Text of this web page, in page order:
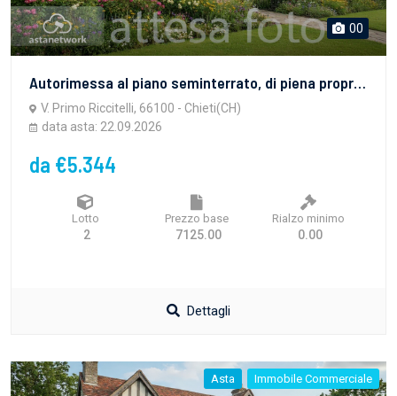
00
Autorimessa al piano seminterrato, di piena proprietà della consistenza catastale di 16 mq, categoria catastale C/6, rendita Euro 56,19;L’unità immobiliare è situata all’interno di un fabbricato ad uso residenziale, costituito da più unità immobiliari disposte su complessivi sei livelli. L’accesso avviene da una corte comune direttamente accessibile dalla strada pubblica. L’unità immobiliare oggetto di stima è identificata come “autorimessa, ha una superficie netta utile di 15,33 mq ed altezza di 2,40 m.
V. Primo Riccitelli, 66100 - Chieti(CH)
data asta: 22.09.2026
da €5.344
Lotto
2
Prezzo base
7125.00
Rialzo minimo
0.00
Dettagli
Asta Immobile Commerciale